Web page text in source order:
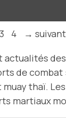
Page
3 Page
4 → suivant
actualités
de combat :
muay thaï.
martiaux